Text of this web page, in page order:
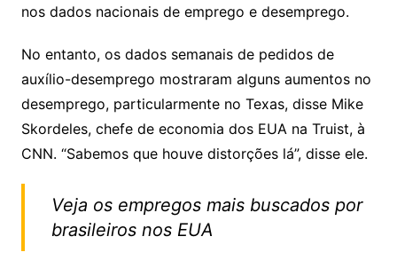
nos dados nacionais de emprego e desemprego.
No entanto, os dados semanais de pedidos de
auxílio-desemprego mostraram alguns aumentos no
desemprego, particularmente no Texas, disse Mike
Skordeles, chefe de economia dos EUA na Truist, à
CNN. “Sabemos que houve distorções lá”, disse ele.
Veja os empregos mais buscados por
brasileiros nos EUA